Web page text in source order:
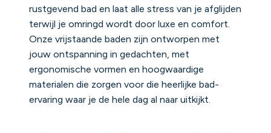
rustgevend bad en laat alle stress van je afglijden
terwijl je omringd wordt door luxe en comfort.
Onze vrijstaande baden zijn ontworpen met
jouw ontspanning in gedachten, met
ergonomische vormen en hoogwaardige
materialen die zorgen voor die heerlijke bad-
ervaring waar je de hele dag al naar uitkijkt.